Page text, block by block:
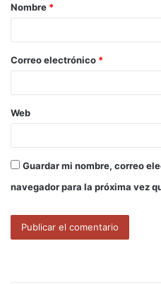
r
*
Nombre *
Correo electrónico *
Web
Guardar mi nombre, correo
navegador para la próxima vez